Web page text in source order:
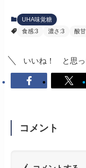
UHA味覚糖
食感:3
濃さ:3 酸
いいね！ と思っ
コメント